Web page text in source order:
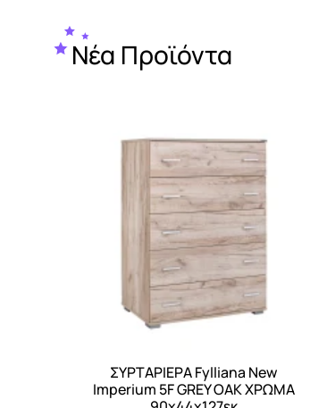
Νέα Προϊόντα
Αγορά
ΣΥΡΤΑΡΙΕΡΑ Fylliana New
Imperium 5F GREY OAK ΧΡΩΜΑ